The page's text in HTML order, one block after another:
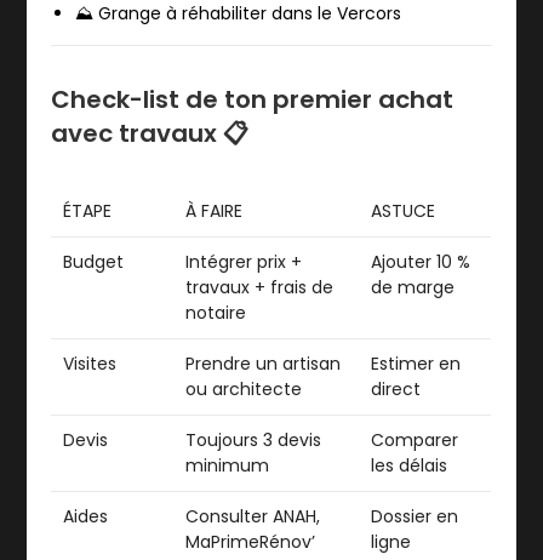
⛰️Grange à réhabiliter dans le Vercors
Check-list de ton premier achat
avec travaux 📋
ÉTAPE À FAIRE ASTUCE
Budget
Intégrer prix +
travaux + frais de
notaire
Ajouter 10 %
de marge
Visites
Prendre un artisan
ou architecte
Estimer en
direct
Devis
Toujours 3 devis
minimum
Comparer
les délais
Aides
Consulter ANAH,
MaPrimeRénov’
Dossier en
ligne